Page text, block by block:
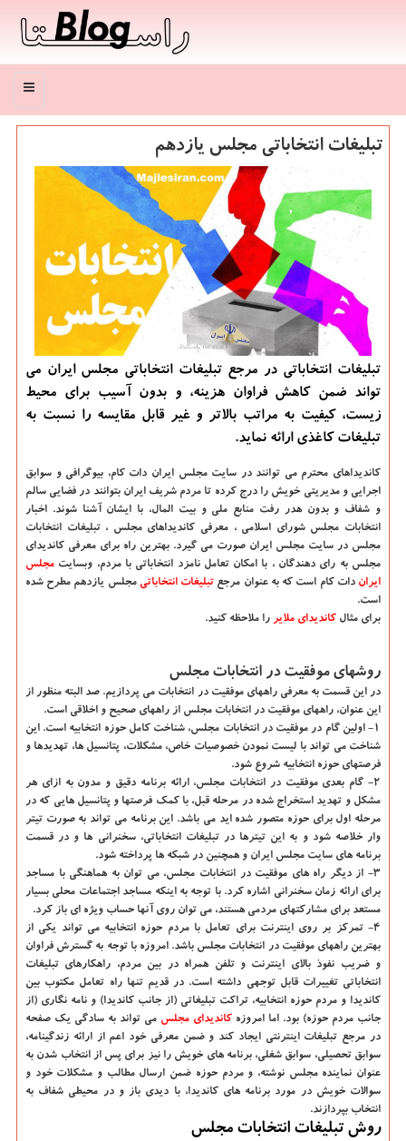
منو
تبلیغات انتخاباتی مجلس یازدهم
تبلیغات انتخاباتی در مرجع تبلیغات انتخاباتی مجلس ایران می
تواند ضمن كاهش فراوان هزینه، و بدون آسیب برای محیط
زیست، كیفیت به مراتب بالاتر و غیر قابل مقایسه را نسبت به
تبلیغات كاغذی ارائه نماید.
كاندیداهای محترم می توانند در سایت مجلس ایران دات كام، بیوگرافی و سوابق
اجرایی و مدیریتی خویش را درج كرده تا مردم شریف ایران بتوانند در فضایی سالم
و شفاف و بدون هدر رفت منابع ملی و بیت المال، با ایشان آشنا شوند. اخبار
انتخابات مجلس شورای اسلامی ، معرفی كاندیداهای مجلس ، تبلیغات انتخابات
مجلس در سایت مجلس ایران صورت می گیرد. بهترین راه برای معرفی كاندیدای
مجلس به رای دهندگان ، با امكان تعامل نامزد انتخاباتی با مردم، وبسایت مجلس
ایران دات کام است که به عنوان مرجع تبلیغات انتخاباتی مجلس یازدهم مطرح شده
است.
برای مثال کاندیدای ملایر را ملاحظه کنید.
روشهای موفقیت در انتخابات مجلس
در این قسمت به معرفی راههای موفقیت در انتخابات می پردازیم. صد البته منظور از
این عنوان، راههای موفقیت در انتخابات مجلس از راههای صحیح و اخلاقی است.
1- اولین گام در موفقیت در انتخابات مجلس، شناخت کامل حوزه انتخابیه است. این
شناخت می تواند با لیست نمودن خصوصیات خاص، مشکلات، پتانسیل ها، تهدیدها و
فرصتهای حوزه انتخابیه شروع شود.
2- گام بعدی موفقیت در انتخابات مجلس، ارائه برنامه دقیق و مدون به ازای هر
مشکل و تهدید استخراج شده در مرحله قبل، با کمک فرصتها و پتانسیل هایی که در
مرحله اول برای حوزه متصور شده اید می باشد. این برنامه می تواند به صورت تیتر
وار خلاصه شود و به این تیترها در تبلیغات انتخاباتی، سخنرانی ها و در قسمت
برنامه های سایت مجلس ایران و همچنین در شبکه ها پرداخته شود.
3- از دیگر راه های موفقیت در انتخابات مجلس، می توان به هماهنگی با مساجد
برای ارائه زمان سخنرانی اشاره کرد. با توجه به اینکه مساجد اجتماعات محلی بسیار
مستعد برای مشارکتهای مردمی هستند، می توان روی آنها حساب ویژه ای باز کرد.
4- تمرکز بر روی اینترنت برای تعامل با مردم حوزه انتخابیه می تواند یکی از
بهترین راههای موفقیت در انتخابات مجلس باشد. امروزه با توجه به گسترش فراوان
و ضریب نفوذ بالای اینترنت و تلفن همراه در بین مردم، راهکارهای تبلیغات
انتخاباتی تغییرات قابل توجهی داشته است. در قدیم تنها راه تعامل مکتوب بین
کاندیدا و مردم حوزه انتخابیه، تراکت تبلیغاتی (از جانب کاندیدا) و نامه نگاری (از
جانب مردم حوزه) بود. اما امروزه کاندیدای مجلس می تواند به سادگی یک صفحه
در مرجع تبلیغات اینترنتی ایجاد کند و ضمن معرفی خود اعم از ارائه زندگینامه،
سوابق تحصیلی، سوابق شغلی، برنامه های خویش را نیز برای پس از انتخاب شدن به
عنوان نماینده مجلس نوشته، و مردم حوزه ضمن ارسال مطالب و مشکلات خود و
سوالات خویش در مورد برنامه های کاندیدا، با دیدی باز و در محیطی شفاف به
انتخاب بپردازند.
روش تبلیغات انتخابات مجلس